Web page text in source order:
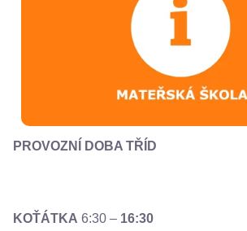
PROVOZNÍ DOBA TŘÍD
KOŤÁTKA 6:30 – 16:30